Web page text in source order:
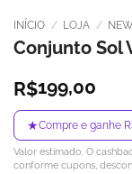
INÍCIO / LOJA /
Conjunto Sol
R$199,00
★Compre e ganhe
Valor estimado. O
conforme cupons,